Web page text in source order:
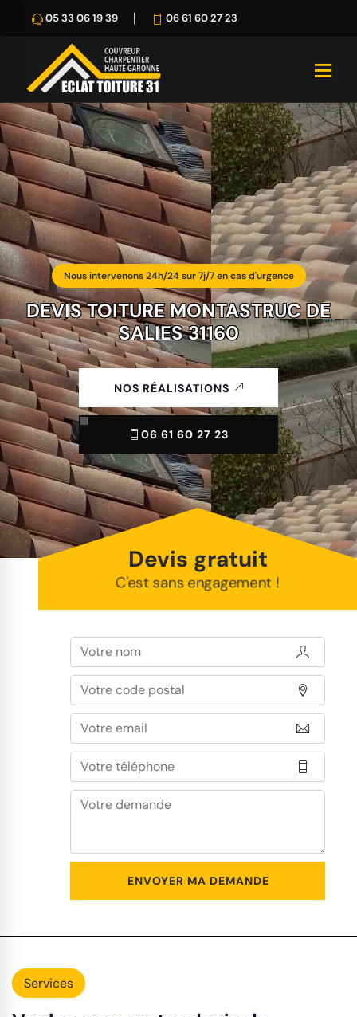
05 33 06 19 39 06 61 60 27 23
Nous intervenons 24h/24 sur 7j/7 en cas d'urgence
DEVIS TOITURE MONTASTRUC DE
SALIES 31160
NOS RÉALISATIONS
06 61 60 27 23
Devis gratuit
C'est sans engagement !
Services